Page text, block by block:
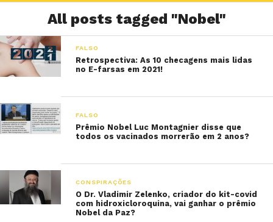
All posts tagged "Nobel"
FALSO
Retrospectiva: As 10 checagens mais lidas
no E-farsas em 2021!
FALSO
Prêmio Nobel Luc Montagnier disse que
todos os vacinados morrerão em 2 anos?
CONSPIRAÇÕES
O Dr. Vladimir Zelenko, criador do kit-covid
com hidroxicloroquina, vai ganhar o prêmio
Nobel da Paz?